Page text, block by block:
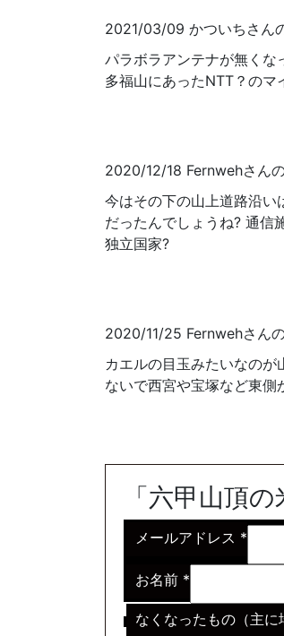
2021/03/09 かついちさん
パラボラアンテナが無くな
多福山にあったNTT？のマ
2020/12/18 Fernwehさん
今はその下の山上道路沿い
だったんでしょうね? 通信
独立国家?
2020/11/25 Fernwehさん
カエルの目玉みたいなの
ないで西宮や宝塚など東側
「六甲山頂
メールアドレス *
お名前 *
なくなったもの（主に